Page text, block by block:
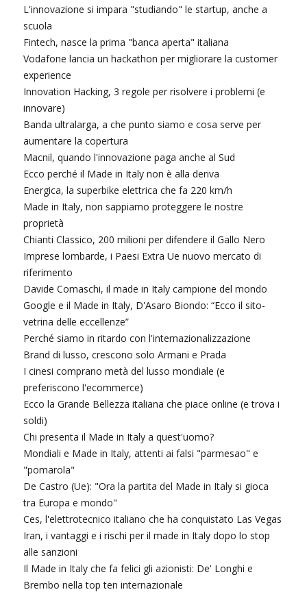
L'innovazione si impara "studiando" le startup, anche a
scuola
Fintech, nasce la prima "banca aperta" italiana
Vodafone lancia un hackathon per migliorare la customer
experience
Innovation Hacking, 3 regole per risolvere i problemi (e
innovare)
Banda ultralarga, a che punto siamo e cosa serve per
aumentare la copertura
Macnil, quando l'innovazione paga anche al Sud
Ecco perché il Made in Italy non è alla deriva
Energica, la superbike elettrica che fa 220 km/h
Made in Italy, non sappiamo proteggere le nostre
proprietà
Chianti Classico, 200 milioni per difendere il Gallo Nero
Imprese lombarde, i Paesi Extra Ue nuovo mercato di
riferimento
Davide Comaschi, il made in Italy campione del mondo
Google e il Made in Italy, D'Asaro Biondo: “Ecco il sito-
vetrina delle eccellenze”
Perché siamo in ritardo con l'internazionalizzazione
Brand di lusso, crescono solo Armani e Prada
I cinesi comprano metà del lusso mondiale (e
preferiscono l'ecommerce)
Ecco la Grande Bellezza italiana che piace online (e trova i
soldi)
Chi presenta il Made in Italy a quest'uomo?
Mondiali e Made in Italy, attenti ai falsi "parmesao" e
"pomarola"
De Castro (Ue): "Ora la partita del Made in Italy si gioca
tra Europa e mondo"
Ces, l'elettrotecnico italiano che ha conquistato Las Vegas
Iran, i vantaggi e i rischi per il made in Italy dopo lo stop
alle sanzioni
Il Made in Italy che fa felici gli azionisti: De' Longhi e
Brembo nella top ten internazionale